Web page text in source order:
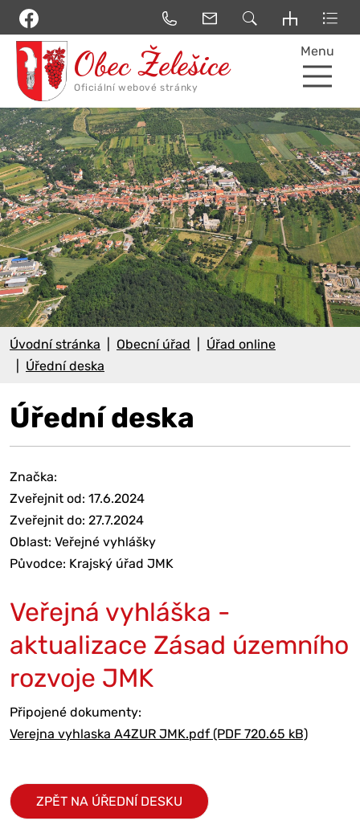
Menu
Úvodní stránka Obecní úřad
Úřad online
Úřední deska
Úřední deska
Značka:
Zveřejnit od: 17.6.2024
Zveřejnit do: 27.7.2024
Oblast: Veřejné vyhlášky
Původce: Krajský úřad JMK
Veřejná vyhláška -
aktualizace Zásad územního
rozvoje JMK
Připojené dokumenty:
Verejna vyhlaska A4ZUR JMK.pdf (PDF 720.65 kB)
ZPĚT NA ÚŘEDNÍ DESKU